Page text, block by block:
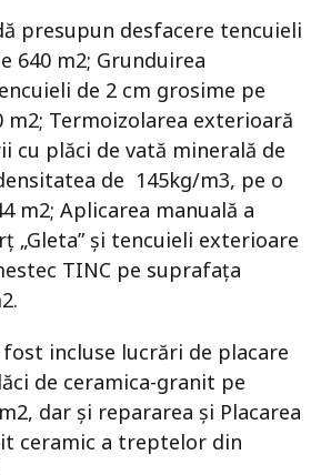
presupun desfacere tencuieli
640 m2; Grunduirea
de 2 cm grosime pe
m2; Termoizolarea exterioară
cu plăci de vată minerală de
de 145kg/m3, pe o
m2; Aplicarea manuală a
„Gleta” și tencuieli exterioare
TINC pe suprafața
fost incluse lucrări de placare
de ceramica-granit pe
dar și repararea și Placarea
ceramic a treptelor din